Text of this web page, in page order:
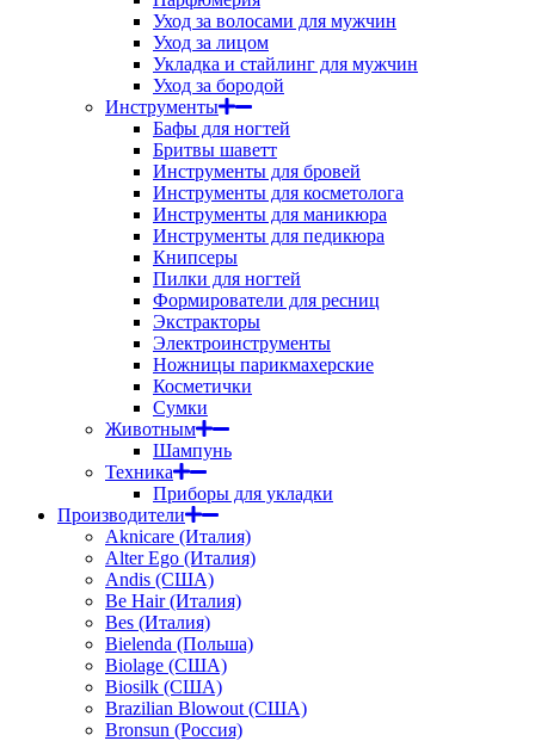
Уход за волосами для мужчин
Уход за лицом
Укладка и стайлинг для мужчин
Уход за бородой
Инструменты
Бафы для ногтей
Бритвы шаветт
Инструменты для бровей
Инструменты для косметолога
Инструменты для маникюра
Инструменты для педикюра
Книпсеры
Пилки для ногтей
Формирователи для ресниц
Экстракторы
Электроинструменты
Ножницы парикмахерские
Косметички
Сумки
Животным
Шампунь
Техника
Приборы для укладки
Производители
Aknicare (Италия)
Alter Ego (Италия)
Andis (США)
Be Hair (Италия)
Bes (Италия)
Bielenda (Польша)
Biolage (США)
Biosilk (США)
Brazilian Blowout (США)
Bronsun (Россия)